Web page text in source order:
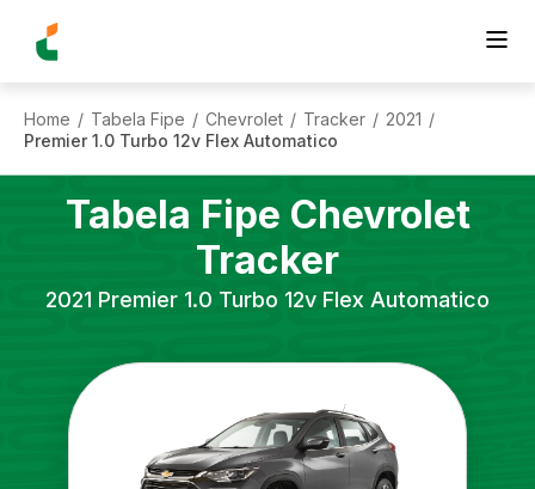
Home / Tabela Fipe / Chevrolet / Tracker / 2021 /
Premier 1.0 Turbo 12v Flex Automatico
Tabela Fipe Chevrolet
Tracker
2021 Premier 1.0 Turbo 12v Flex Automatico